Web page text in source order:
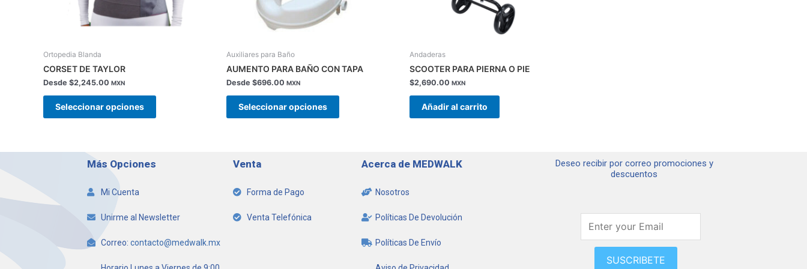
Ortopedia Blanda
CORSET DE TAYLOR
Desde $2,245.00 MXN
Seleccionar opciones
en
Auxiliares para Baño
AUMENTO PARA BAÑO CON TAPA
Desde $696.00 MXN
Seleccionar opciones
en
Andaderas
SCOOTER PARA PIERNA O PIE
$2,690.00 MXN
Añadir al carrito
Más Opciones
Mi Cuenta
Unirme al Newsletter
Correo: contacto@medwalk.mx
Venta
Forma de Pago
Venta Telefónica
Acerca de MEDWALK
Nosotros
Políticas De Devolución
Políticas De Envío
Deseo recibir por correo promociones y
descuentos
SUSCRIBETE